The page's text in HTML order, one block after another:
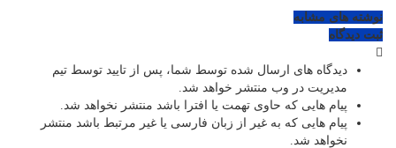
نوشته های مشابه
ثبت دیدگاه
دیدگاه های ارسال شده توسط شما، پس از تایید توسط تیم
مدیریت در وب منتشر خواهد شد.
پیام هایی که حاوی تهمت یا افترا باشد منتشر نخواهد شد.
پیام هایی که به غیر از زبان فارسی یا غیر مرتبط باشد منتشر
نخواهد شد.